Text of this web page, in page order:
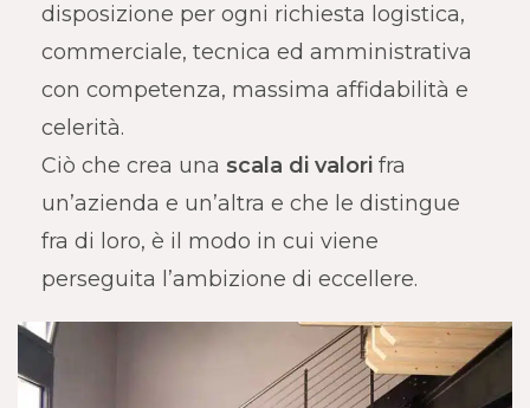
disposizione per ogni richiesta logistica,
commerciale, tecnica ed amministrativa
con competenza, massima affidabilità e
celerità.
Ciò che crea una scala di valori fra
un’azienda e un’altra e che le distingue
fra di loro, è il modo in cui viene
perseguita l’ambizione di eccellere.